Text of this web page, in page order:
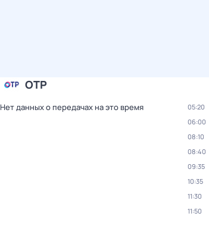
ОТР
Нет данных о передачах на это время 05:20
06:00
08:10
08:40
09:35
10:35
11:30
11:50